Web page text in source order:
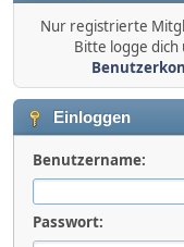
Nur registrierte
Bitte logge
Einloggen
Benutzername:
Passwort: